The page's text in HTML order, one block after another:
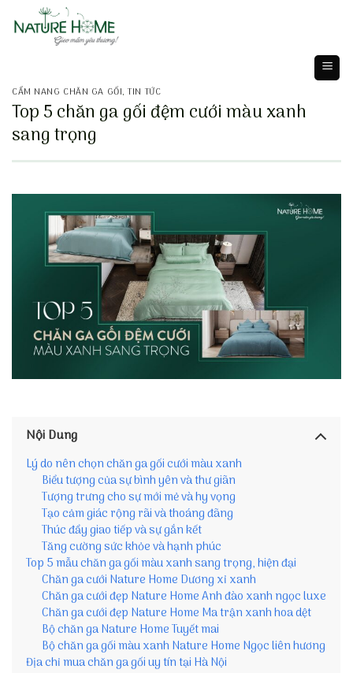
CẨM NANG CHĂN GA GỐI,TIN TỨC
Top 5 chăn ga gối đệm cưới màu xanh
sang trọng
Nội Dung
Lý do nên chọn chăn ga gối cưới màu xanh
Biểu tượng của sự bình yên và thư giãn
Tượng trưng cho sự mới mẻ và hy vọng
Tạo cảm giác rộng rãi và thoáng đãng
Thúc đẩy giao tiếp và sự gắn kết
Tăng cường sức khỏe và hạnh phúc
Top 5 mẫu chăn ga gối màu xanh sang trọng, hiện đại
Chăn ga cưới Nature Home Dương xỉ xanh
Chăn ga cưới đẹp Nature Home Anh đào xanh ngọc luxe
Chăn ga cưới đẹp Nature Home Ma trận xanh hoa dệt
Bộ chăn ga Nature Home Tuyết mai
Bộ chăn ga gối màu xanh Nature Home Ngọc liên hương
Địa chỉ mua chăn ga gối uy tín tại Hà Nội